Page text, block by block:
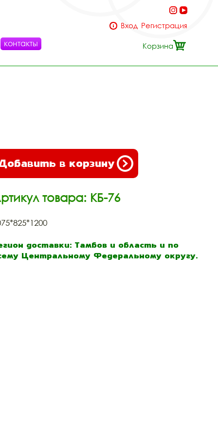
контакты
Вход Регистрация
Корзина
в корзину
товара: КБ-76
доставки: Тамбов и область и по
Центральному Федеральному округу.